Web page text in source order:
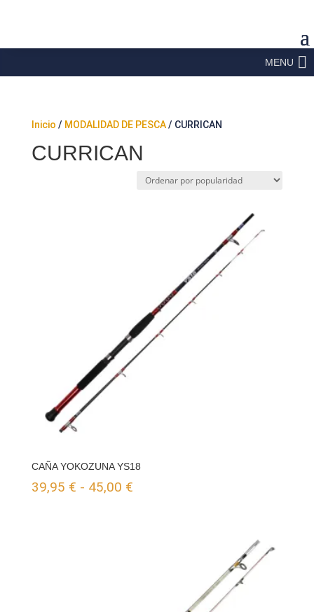
MENU
Inicio / MODALIDAD DE PESCA/ CURRICAN
CURRICAN
CAÑA YOKOZUNA YS18
39,95 € - 45,00 €Rango